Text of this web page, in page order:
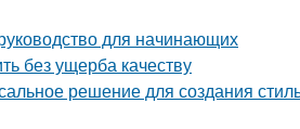
для начинающих
без ущерба качеству
решение для создания